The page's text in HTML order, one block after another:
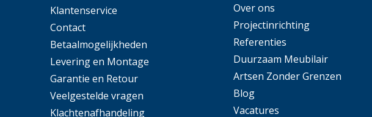
Klantenservice
Contact
Betaalmogelijkheden
Levering en Montage
Garantie en Retour
Veelgestelde vragen
Klachtenafhandeling
Over ons
Projectinrichting
Referenties
Duurzaam Meubilair
Artsen Zonder Grenzen
Blog
Vacatures